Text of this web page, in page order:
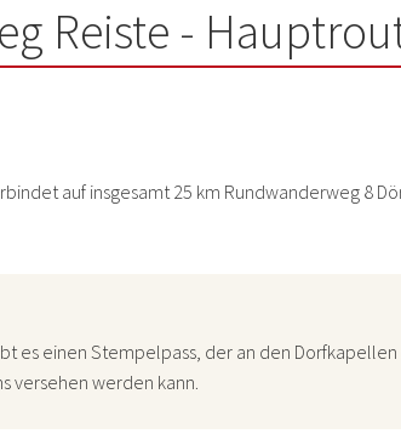
Reiste -
auf insgesamt 25 km Rundwanderweg 8
es einen Stempelpass, der an den
versehen werden kann.